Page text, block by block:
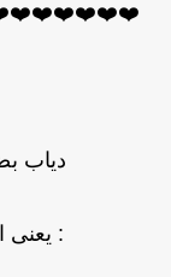
دياب
: يعنى